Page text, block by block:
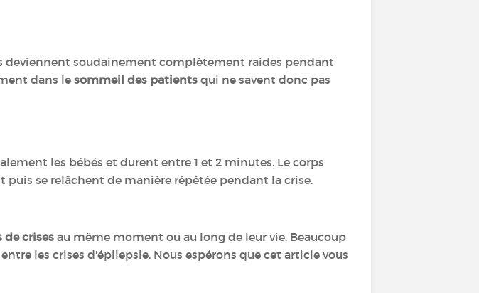
deviennent soudainement complètement raides pendant
dans le sommeil des patients qui ne savent donc pas
les bébés et durent entre 1 et 2 minutes. Le corps
puis se relâchent de manière répétée pendant la crise.
de crises au même moment ou au long de leur vie. Beaucoup
les crises d'épilepsie. Nous espérons que cet article vous